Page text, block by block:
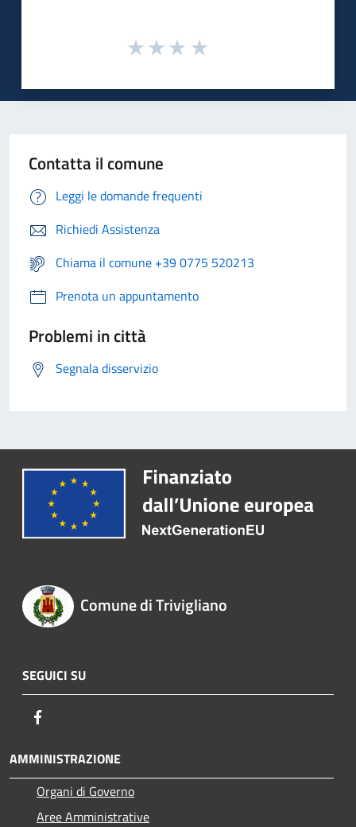
Contatta il comune
Leggi le domande frequenti
Richiedi Assistenza
Chiama il comune +39 0775 520213
Prenota un appuntamento
Problemi in città
Segnala disservizio
Comune di Trivigliano
SEGUICI SU
AMMINISTRAZIONE
Organi di Governo
Aree Amministrative